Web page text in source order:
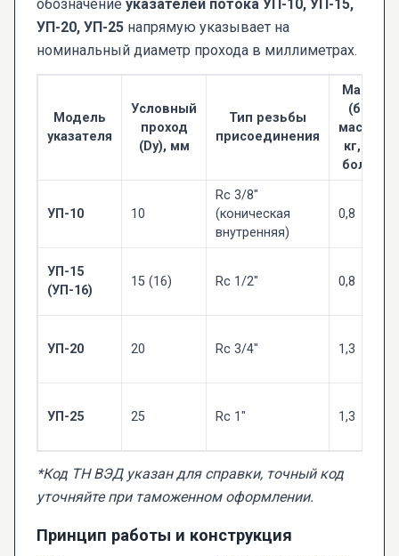
обозначение указателей потока УП-10, УП-15,
УП-20, УП-25 напрямую указывает на
номинальный диаметр прохода в миллиметрах.
Модель
указателя
Условный
проход
(Dy), мм
Тип резьбы
присоединения
Масса
(без
масла),
кг, не
более
УП-10 10
Rc 3/8"
(коническая
внутренняя)
0,8
УП-15
(УП-16)
15 (16) Rc 1/2" 0,8
УП-20 20 Rc 3/4" 1,3
УП-25 25 Rc 1" 1,3
*Код ТН ВЭД указан для справки, точный код
уточняйте при таможенном оформлении.
Принцип работы и конструкция